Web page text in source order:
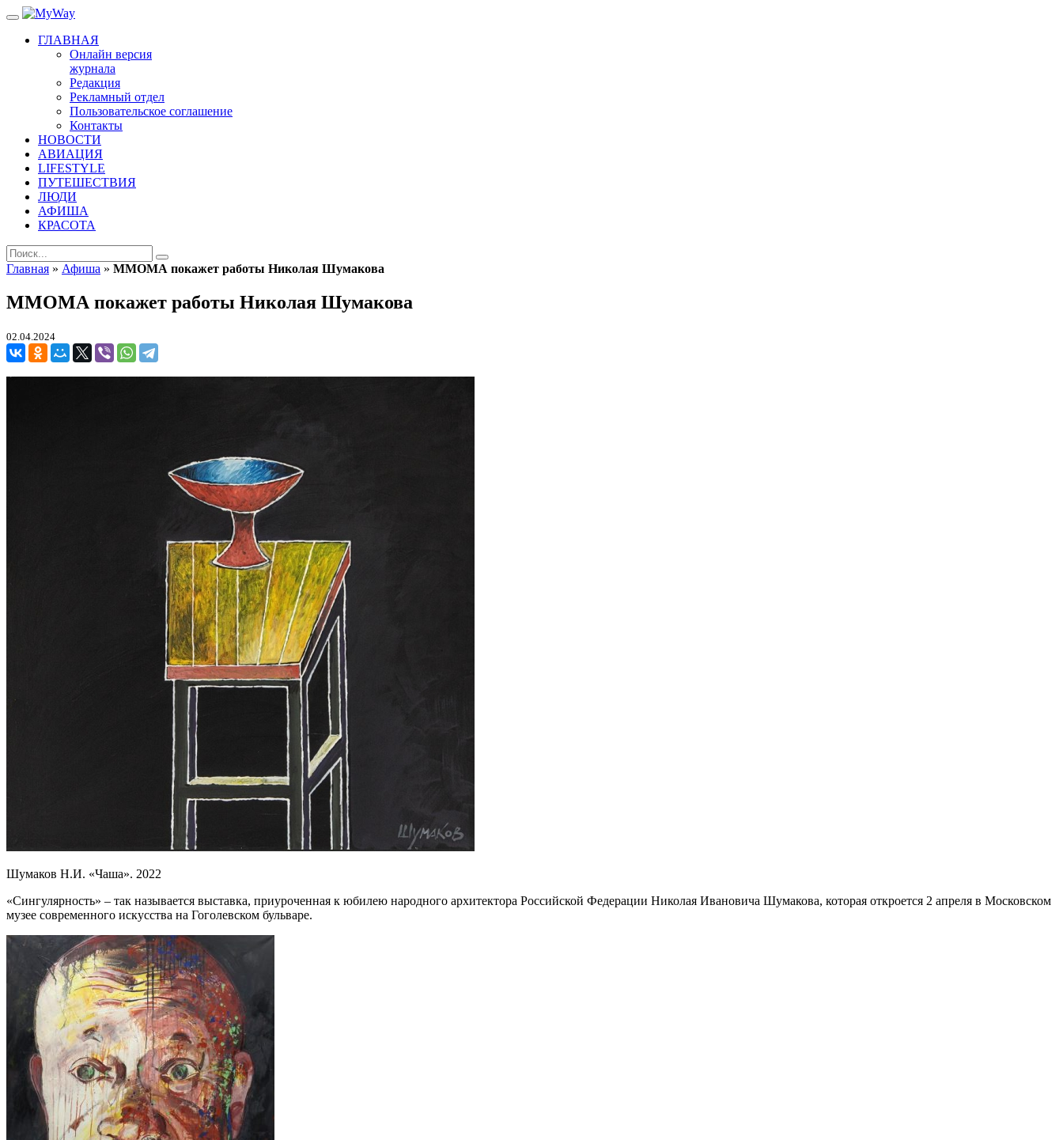
ГЛАВНАЯ
Онлайн версия
журнала
Редакция
Рекламный отдел
Пользовательское соглашение
Контакты
НОВОСТИ
АВИАЦИЯ
LIFESTYLE
ПУТЕШЕСТВИЯ
ЛЮДИ
АФИША
КРАСОТА
Главная » Афиша » ММОМА покажет работы Николая Шумакова
ММОМА покажет работы Николая Шумакова
02.04.2024
Шумаков Н.И. «Чаша». 2022
«Сингулярность» – так называется выставка, приуроченная к юбилею народного архитектора Российской Федерации Николая Ивановича Шумакова, которая откроется 2 апреля в Московском
музее современного искусства на Гоголевском бульваре.